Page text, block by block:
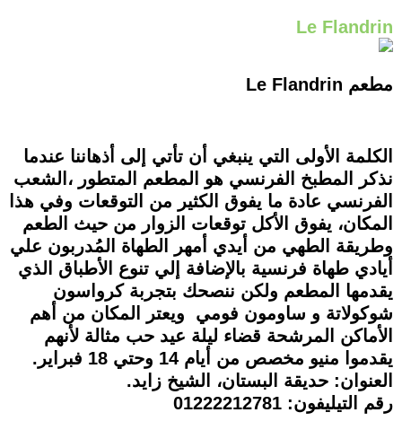
Le Flandrin
مطعم Le Flandrin
الكلمة الأولى التي ينبغي أن تأتي إلى أذهاننا عندما
نذكر المطبخ الفرنسي هو المطعم المتطور ،الشعب
الفرنسي عادة ما يفوق الكثير من التوقعات وفي هذا
المكان، يفوق الأكل توقعات الزوار من حيث الطعم
وطريقة الطهي من أيدي أمهر الطهاة المُدربون علي
أيادي طهاة فرنسية بالإضافة إلي تنوع الأطباق الذي
يقدمها المطعم ولكن ننصحك بتجربة كرواسون
شوكولاتة و ساومون فومي ويعتر المكان من أهم
الأماكن المرشحة قضاء ليلة عيد حب مثالة لأنهم
يقدموا منيو مخصص من أيام 14 وحتي 18 فبراير.
العنوان: حديقة البستان، الشيخ زايد.
رقم التيليفون: 01222212781